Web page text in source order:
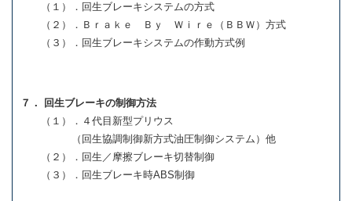
（１）．回生ブレーキシステムの方式
（２）．Ｂｒａｋｅ Ｂｙ Ｗｉｒｅ（ＢＢＷ）方式
（３）．回生ブレーキシステムの作動方式例
７． 回生ブレーキの制御方法
（１）．４代目新型プリウス
（回生協調制御新方式油圧制御システム）他
（２）．回生／摩擦ブレーキ切替制御
（３）．回生ブレーキ時ABS制御